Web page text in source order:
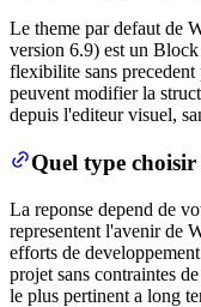
Le theme par defaut de
version 6.9) est un
flexibilite sans
peuvent modifier la
depuis l'editeur visuel,
Quel type choisir
La reponse depend de
representent l'avenir de
efforts de
projet sans contraintes
le plus pertinent a long